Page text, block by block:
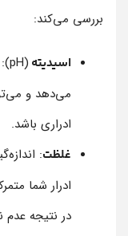
بررسی می‌کند:
اسیدیته
می‌دهد و
ادراری باشد.
غلظت:
ادرار شما
در نتیجه